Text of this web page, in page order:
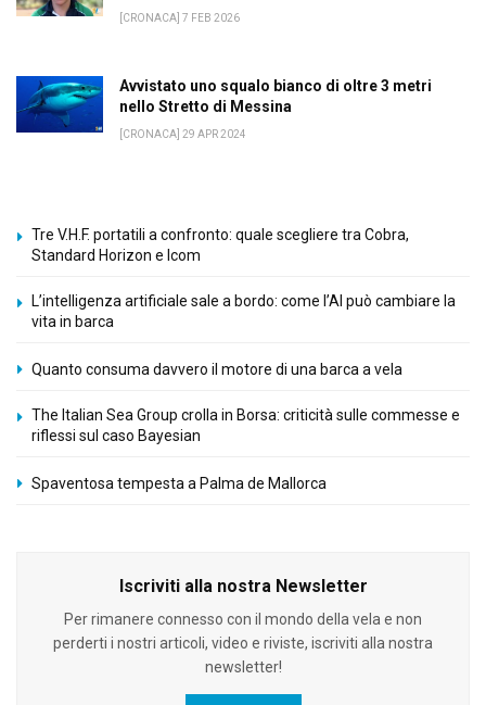
[CRONACA] 7 FEB 2026
Avvistato uno squalo bianco di oltre 3 metri
nello Stretto di Messina
[CRONACA] 29 APR 2024
Tre V.H.F. portatili a confronto: quale scegliere tra Cobra,
Standard Horizon e Icom
L’intelligenza artificiale sale a bordo: come l’AI può cambiare la
vita in barca
Quanto consuma davvero il motore di una barca a vela
The Italian Sea Group crolla in Borsa: criticità sulle commesse e
riflessi sul caso Bayesian
Spaventosa tempesta a Palma de Mallorca
Iscriviti alla nostra Newsletter
Per rimanere connesso con il mondo della vela e non
perderti i nostri articoli, video e riviste, iscriviti alla nostra
newsletter!